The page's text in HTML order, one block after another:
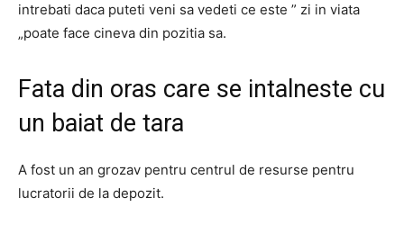
intrebati daca puteti veni sa vedeti ce este ” zi in viata
„poate face cineva din pozitia sa.
Fata din oras care se intalneste cu
un baiat de tara
A fost un an grozav pentru centrul de resurse pentru
lucratorii de la depozit.